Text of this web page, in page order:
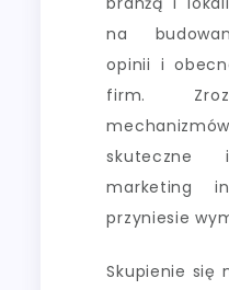
na
opinii i
firm.
skuteczne
marketing
przyniesie
Skupienie się